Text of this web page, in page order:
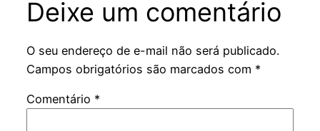
Deixe um comentário
O seu endereço de e-mail não será publicado.
Campos obrigatórios são marcados com *
Comentário *